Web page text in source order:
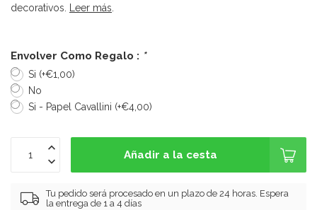
decorativos. Leer más.
Envolver Como Regalo : *
Si (+€1,00)
No
Si - Papel Cavallini (+€4,00)
Añadir a la cesta
Tu pedido será procesado en un plazo de 24 horas. Espera
la entrega de 1 a 4 días